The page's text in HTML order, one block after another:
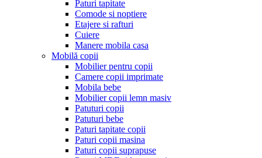
Paturi tapitate
Comode si noptiere
Etajere si rafturi
Cuiere
Manere mobila casa
Mobilă copii
Mobilier pentru copii
Camere copii imprimate
Mobila bebe
Mobilier copii lemn masiv
Patuturi copii
Patuturi bebe
Paturi tapitate copii
Paturi copii masina
Paturi copii suprapuse